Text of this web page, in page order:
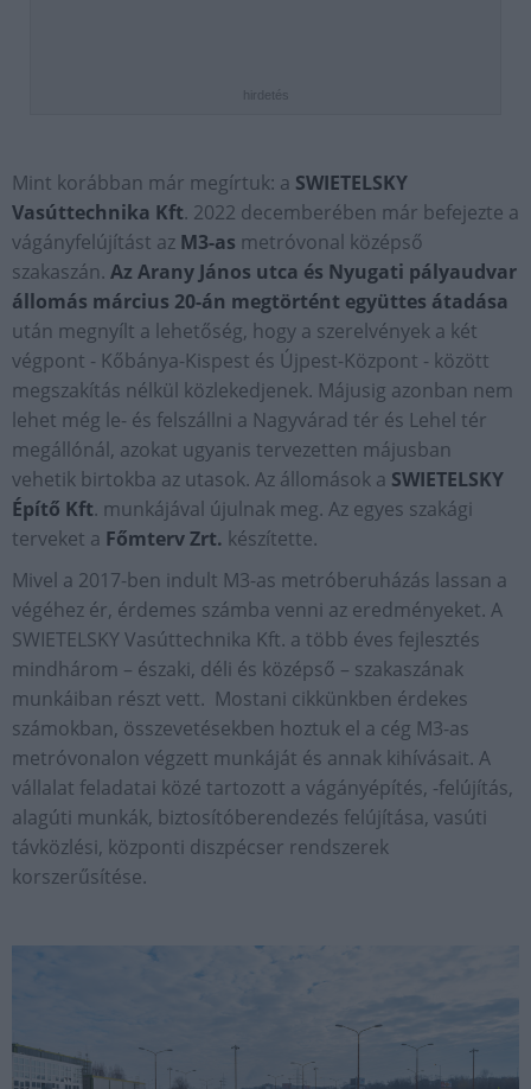
hirdetés
Mint korábban már megírtuk: a SWIETELSKY
Vasúttechnika Kft. 2022 decemberében már befejezte a
vágányfelújítást az M3-as metróvonal középső
szakaszán. Az Arany János utca és Nyugati pályaudvar
állomás március 20-án megtörtént együttes átadása
után megnyílt a lehetőség, hogy a szerelvények a két
végpont - Kőbánya-Kispest és Újpest-Központ - között
megszakítás nélkül közlekedjenek. Májusig azonban nem
lehet még le- és felszállni a Nagyvárad tér és Lehel tér
megállónál, azokat ugyanis tervezetten májusban
vehetik birtokba az utasok. Az állomások a SWIETELSKY
Építő Kft. munkájával újulnak meg. Az egyes szakági
terveket a Főmterv Zrt. készítette.
Mivel a 2017-ben indult M3-as metróberuházás lassan a
végéhez ér, érdemes számba venni az eredményeket. A
SWIETELSKY Vasúttechnika Kft. a több éves fejlesztés
mindhárom – északi, déli és középső – szakaszának
munkáiban részt vett. Mostani cikkünkben érdekes
számokban, összevetésekben hoztuk el a cég M3-as
metróvonalon végzett munkáját és annak kihívásait. A
vállalat feladatai közé tartozott a vágányépítés, -felújítás,
alagúti munkák, biztosítóberendezés felújítása, vasúti
távközlési, központi diszpécser rendszerek
korszerűsítése.